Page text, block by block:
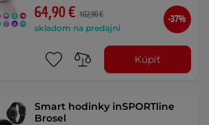
64,90 € 102,90 €
skladom na predajni
-37%
Kúpiť
Smart hodinky inSPORTline
Brosel